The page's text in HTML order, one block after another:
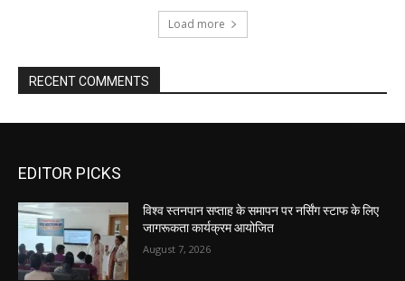
Load more
RECENT COMMENTS
EDITOR PICKS
विश्व स्तनपान सप्ताह के समापन पर नर्सिंग स्टाफ के लिए
जागरूकता कार्यक्रम आयोजित
August 7, 2026